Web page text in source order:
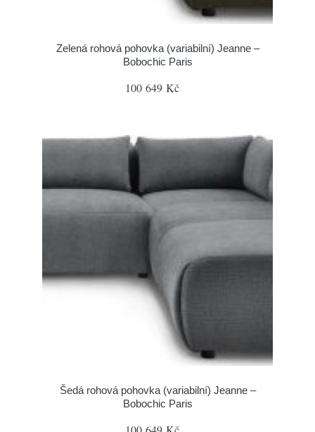
Zelená rohová pohovka (variabilní) Jeanne –
Bobochic Paris
100 649 Kč
Šedá rohová pohovka (variabilní) Jeanne –
Bobochic Paris